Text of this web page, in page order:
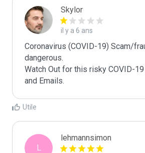
Skylor
il y a 6 ans
Coronavirus (COVID-19) Scam/
dangerous.
Watch Out for this risky COVID-
and Emails.
Utile
L
lehmannsimon